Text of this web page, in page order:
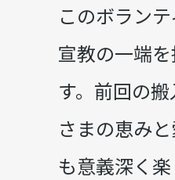
このボラン
宣教の一端
す。前回の
さまの恵み
も意義深く